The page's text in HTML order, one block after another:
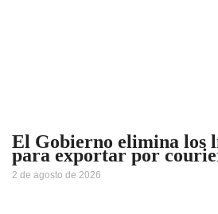
El Gobierno elimina los
para exportar por
2 de agosto de 2026